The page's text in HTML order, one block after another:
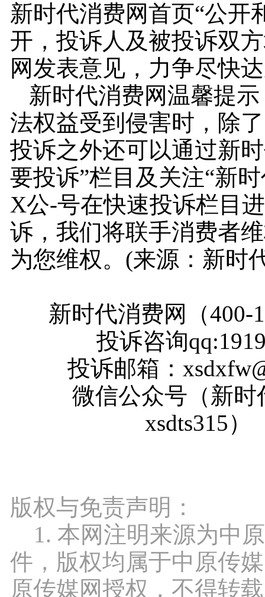
新时代消费网首页“公开
开，投诉人及被投诉双
网发表意见，力争尽快
新时代消费网温馨提
法权益受到侵害时，除
投诉之外还可以通过新
要投诉”栏目及关注“新
X公-号在快速投诉栏目
诉，我们将联手消费者
为您维权。(来源：新时
新时代消费网（400-
投诉咨询
投诉邮箱：
微信公众号（新时
xsdts315）
版权与免责声明：
1. 本网注明来源为中
件，版权均属于中原传
原传媒网授权，不得转